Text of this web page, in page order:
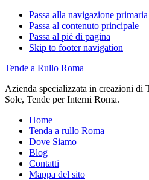
Passa alla navigazione primaria
Passa al contenuto principale
Passa al piè di pagina
Skip to footer navigation
Tende a Rullo Roma
Azienda specializzata in creazioni di
Sole, Tende per Interni Roma.
Home
Tenda a rullo Roma
Dove Siamo
Blog
Contatti
Mappa del sito